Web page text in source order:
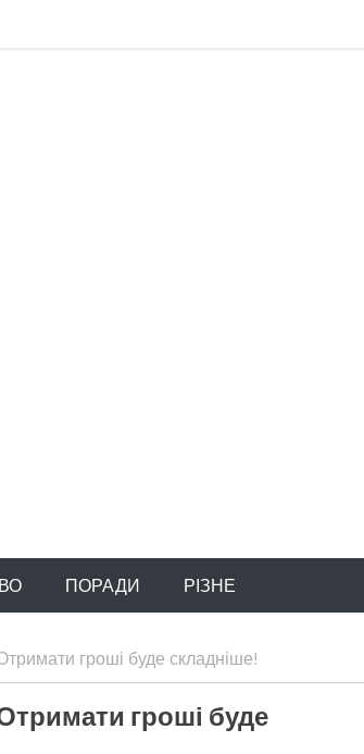
ПОРАДИ РІЗНЕ
гроші буде складніше!
гроші буде